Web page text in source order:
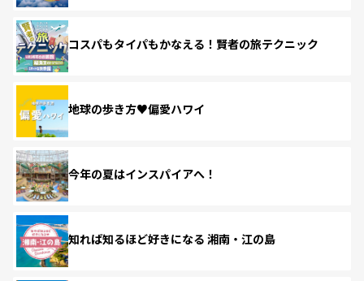
コスパもタイパもかなえる！賢者の旅テクニック
地球の歩き方♥偏愛ハワイ
今年の夏はインスパイアへ！
知れば知るほど好きになる 湘南・江の島